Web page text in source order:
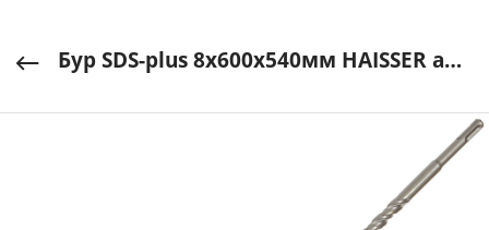
Бур SDS-plus 8х600х540мм HAISSER арт. HS103003